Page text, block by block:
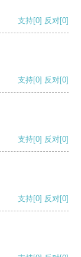
支持[0] 反对[0]
支持[0] 反对[0]
支持[0] 反对[0]
支持[0] 反对[0]